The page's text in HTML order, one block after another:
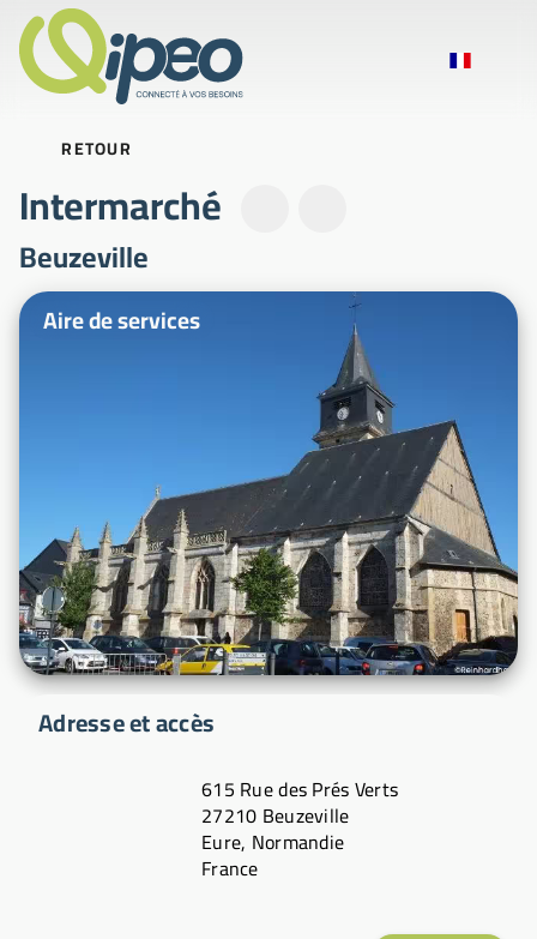
RETOUR
Intermarché
Beuzeville
Photos d'illustration
Aire de services
Adresse et accès
615 Rue des Prés Verts
27210 Beuzeville
Eure, Normandie
France